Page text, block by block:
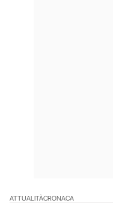
ATTUALITÀCRONACA